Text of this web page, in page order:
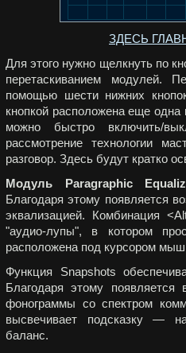
ЗДЕСЬ
Для этого нужно щелкнуть по
перетаскиванием модулей.
помощью шести нижних
кнопкой расположена еще
можно быстро включить/
рассмотрение технологии
разговор. Здесь будут кратко
Модуль Paragraphic
Благодаря этому появляется
эквализацией. Комбинация
"аудио-лупы", в котором
расположена под курсором
Функция Snapshots
Благодаря этому появляется
фонограммы со спектром
высвечивает подсказку —
баланс.